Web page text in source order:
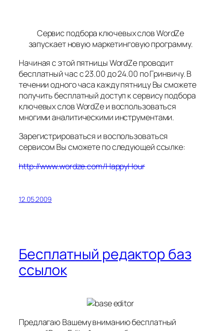
Сервис подбора ключевых слов WordZe
запускает новую маркетинговую программу.
Начиная с этой пятницы WordZe проводит
бесплатный час с 23.00 до 24.00 по Гринвичу. В
течении одного часа кажду пятницу Вы сможете
получить бесплатный доступ к сервису подбора
ключевых слов WordZe и воспользоваться
многими аналитическими инструментами.
Зарегистрироваться и воспользоваться
сервисом Вы сможете по следующей ссылке:
http://www.wordze.com/HappyHour
12.05.2009
Бесплатный редактор баз
ссылок
Предлагаю Вашему вниманию бесплатный